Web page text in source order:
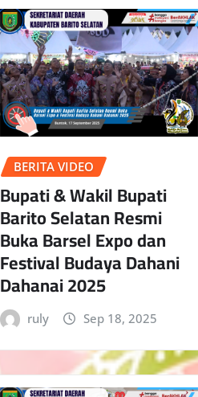
BERITA VIDEO
Bupati & Wakil Bupati
Barito Selatan Resmi
Buka Barsel Expo dan
Festival Budaya Dahani
Dahanai 2025
ruly Sep 18, 2025